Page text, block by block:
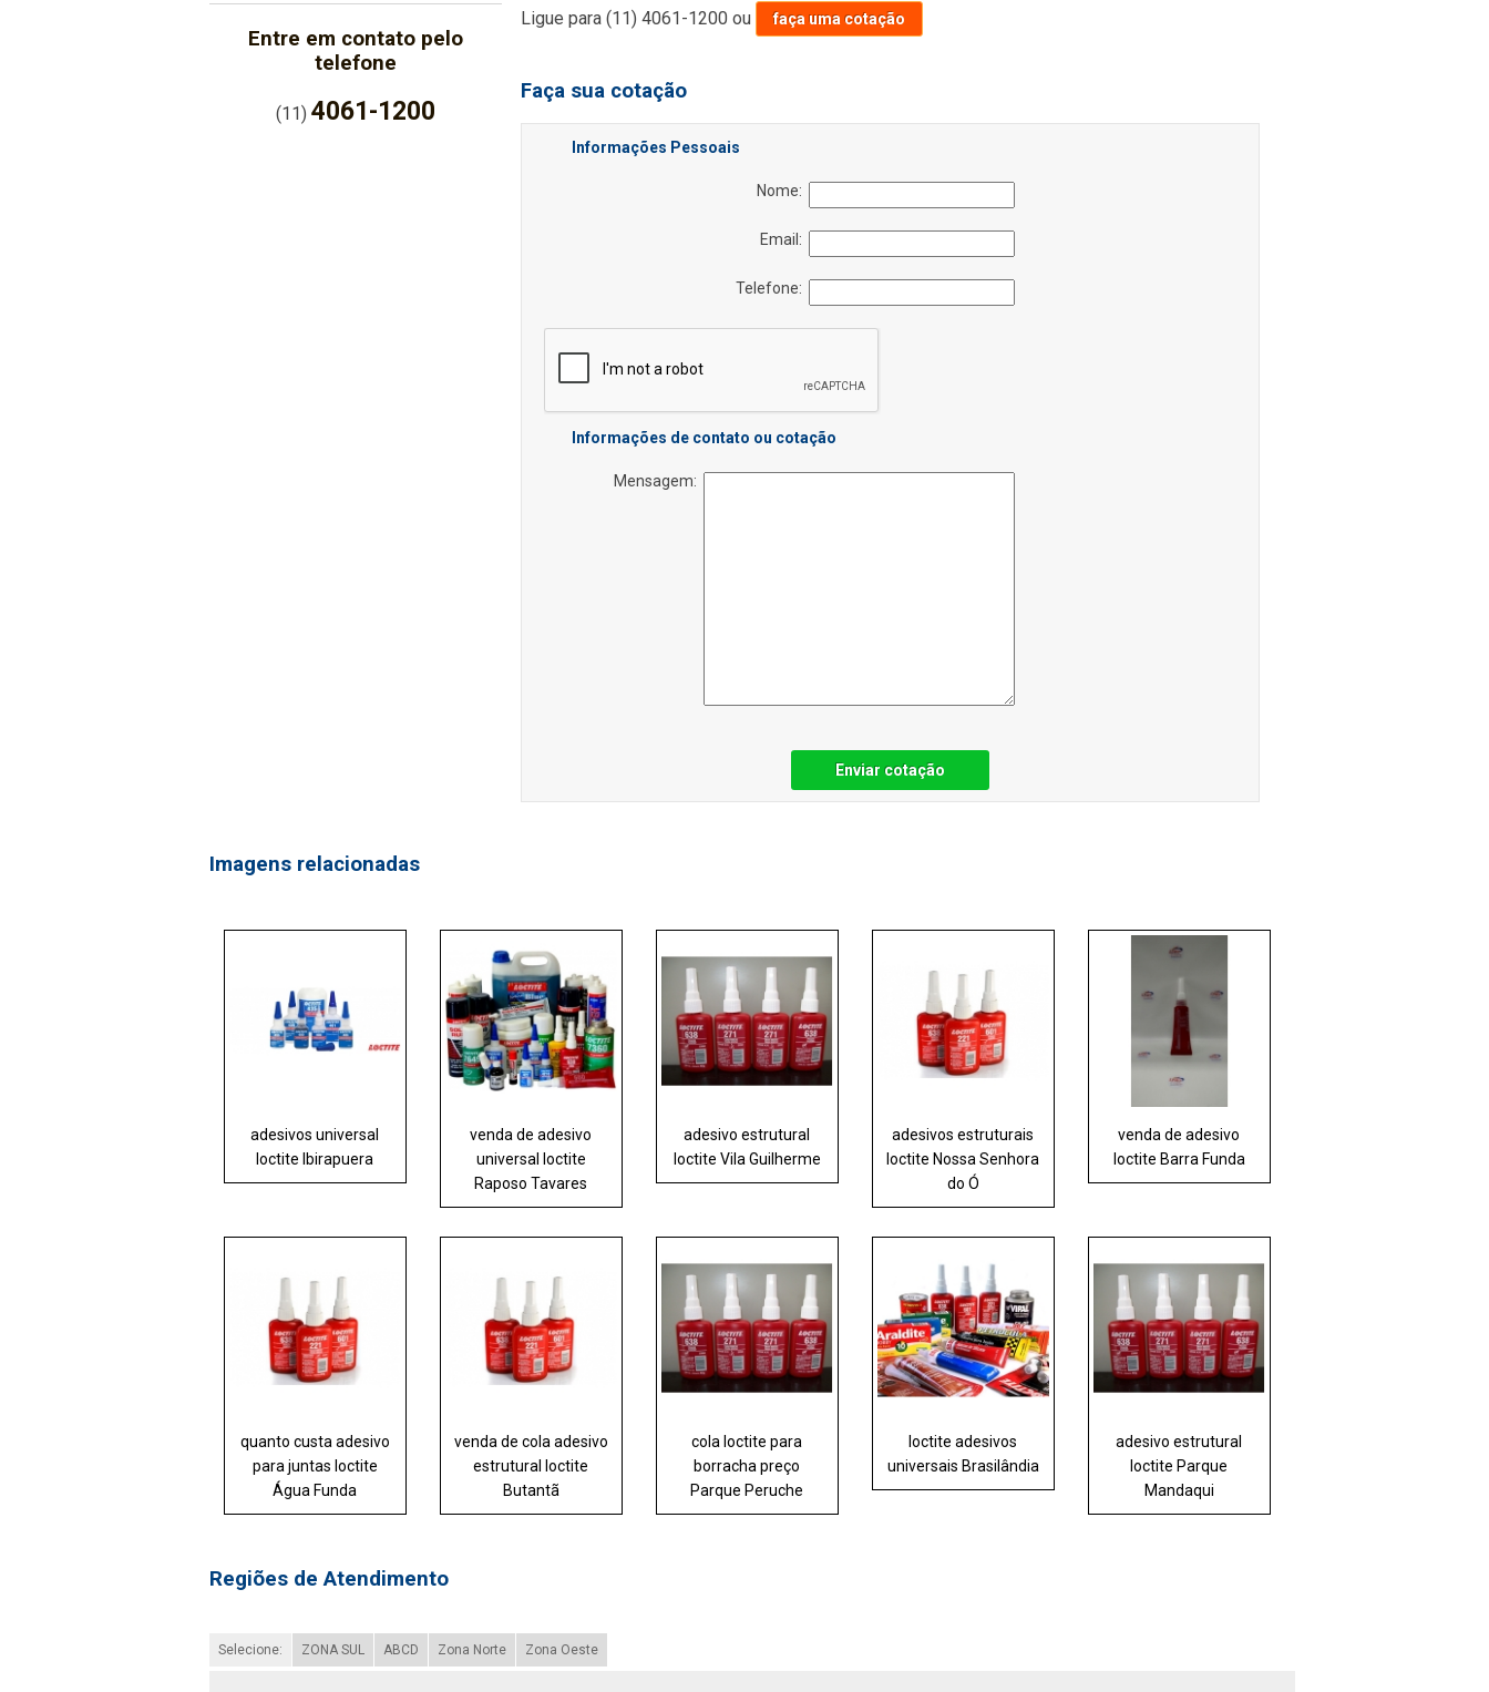
Entre em contato pelo
telefone
(11)4061-1200
Ligue para(11) 4061-1200 ou faça uma cotação
Faça sua cotação
Informações Pessoais
Nome:
Email:
Telefone:
Informações de contato ou cotação
Mensagem:
Enviar cotação
Imagens relacionadas
adesivos universal
loctite Ibirapuera
venda de adesivo
universal loctite
Raposo Tavares
adesivo estrutural
loctite Vila Guilherme
adesivos estruturais
loctite Nossa Senhora
do Ó
venda de adesivo
loctite Barra Funda
quanto custa adesivo
para juntas loctite
Água Funda
venda de cola adesivo
estrutural loctite
Butantã
cola loctite para
borracha preço
Parque Peruche
loctite adesivos
universais Brasilândia
adesivo estrutural
loctite Parque
Mandaqui
Regiões de Atendimento
Selecione: ZONA SUL ABCD Zona Norte Zona Oeste